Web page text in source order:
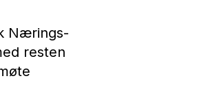
Nærings-
resten